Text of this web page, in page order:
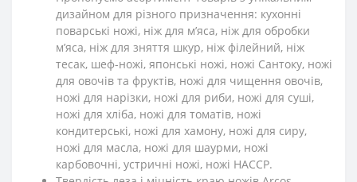
дизайном для різного призначення: кухонні
поварські ножі, ніж для м’яса, ніж для обробки
м’яса, ніж для зняття шкур, ніж філейний, ніж
тесак, шеф-ножі, японські ножі, ножі Сантоку, ножі
для овочів та фруктів, ножі для чищення овочів,
ножі для нарізки, ножі для риби, ножі для суші,
ножі для хліба, ножі для томатів, ножі
кондитерські, ножі для хамону, ножі для сиру,
ножі для масла, ножі для шаурми, ножі
карбовочні, устричні ножі, ножі HACCP.